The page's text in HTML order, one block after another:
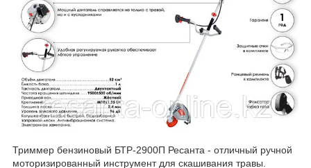
Триммер бензиновый БТР-2900П Ресанта - отличный ручной
моторизированный инструмент для скашивания травы.